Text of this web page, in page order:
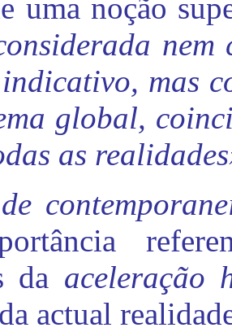
uma noção
mas
global,
as
da aceleração
actual